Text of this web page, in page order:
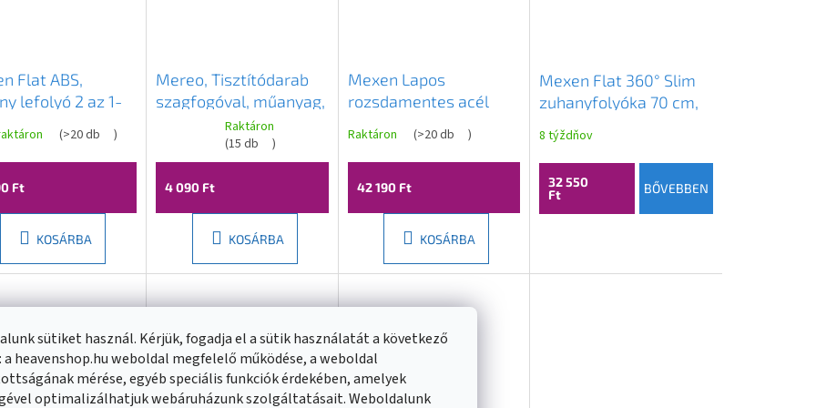
sütiket használ. Kérjük, fogadja el a sütik használatát a következő
a heavenshop.hu weboldal megfelelő működése, a weboldal
mérése, egyéb speciális funkciók érdekében, amelyek
optimalizálhatjuk webáruházunk szolgáltatásait. Weboldalunk
Flat ABS,
lefolyó 2 az 1-
(>20 db )
Ft
KOSÁRBA
Mereo, Tisztítódarab
szagfogóval, műanyag,
CZ111, CZ112, CZ113,
MER-CZ15
értékelése
Raktáron
(15 db )
4 090 Ft
KOSÁRBA
Mexen Lapos
rozsdamentes acél
minta M13, 2 az 1-ben,
1010160
Raktáron (>20 db )
42 190 Ft
KOSÁRBA
Mexen Flat 360° Slim
zuhanyfolyóka 70 cm,
8 týždňov
32 550
Ft
BŐVEBBEN